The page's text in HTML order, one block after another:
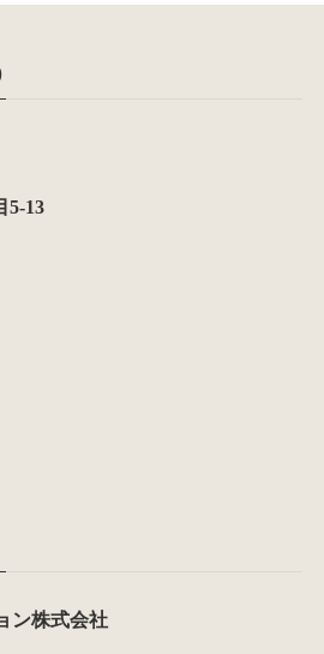
5-13
ン株式会社